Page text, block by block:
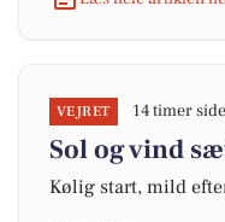
VEJRET 14 timer
Sol og vind
Kølig start, mild